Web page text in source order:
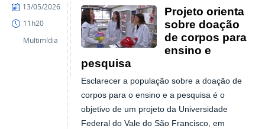
Projeto orienta
sobre doação
de corpos para
ensino e
pesquisa
Esclarecer a população sobre a doação de
corpos para o ensino e a pesquisa é o
objetivo de um projeto da Universidade
Federal do Vale do São Francisco, em
publicado
13/05/2026
11h20
Multimídia